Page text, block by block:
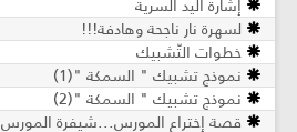
إشارة اليد السرية
لسهرة نار ناجحة وهادفة!!!
خطوات التّشبيك
نموذج تشبيك " السمكة "(1)
نموذج تشبيك " السمكة "(2)
قصة إختراع المورس...شيفرة المورس